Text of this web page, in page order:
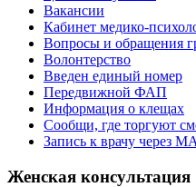
Вакансии
Кабинет медико-
Вопросы и обращения
Волонтерство
Введен единый номер
Передвижной ФАП
Информация о клещах
Сообщи, где торгуют
Запись к врачу через
Женская консультация